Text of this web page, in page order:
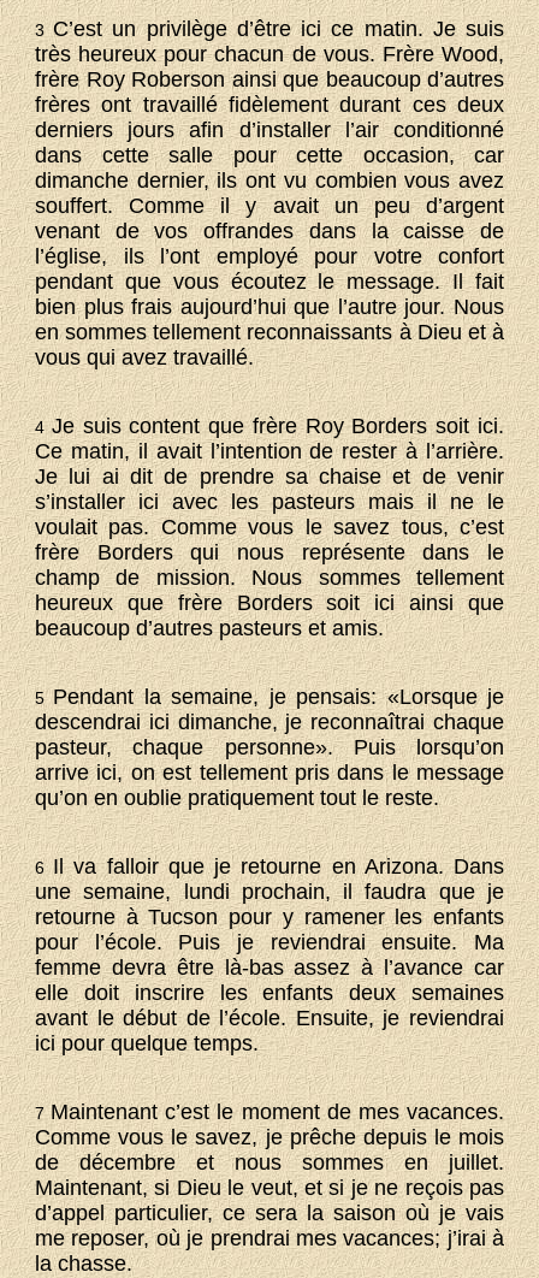
3C’est un privilège d’être ici ce matin. Je suis
très heureux pour chacun de vous. Frère Wood,
frère Roy Roberson ainsi que beaucoup d’autres
frères ont travaillé fidèlement durant ces deux
derniers jours afin d’installer l’air conditionné
dans cette salle pour cette occasion, car
dimanche dernier, ils ont vu combien vous avez
souffert. Comme il y avait un peu d’argent
venant de vos offrandes dans la caisse de
l’église, ils l’ont employé pour votre confort
pendant que vous écoutez le message. Il fait
bien plus frais aujourd’hui que l’autre jour. Nous
en sommes tellement reconnaissants à Dieu et à
vous qui avez travaillé.
4Je suis content que frère Roy Borders soit ici.
Ce matin, il avait l’intention de rester à l’arrière.
Je lui ai dit de prendre sa chaise et de venir
s’installer ici avec les pasteurs mais il ne le
voulait pas. Comme vous le savez tous, c’est
frère Borders qui nous représente dans le
champ de mission. Nous sommes tellement
heureux que frère Borders soit ici ainsi que
beaucoup d’autres pasteurs et amis.
5Pendant la semaine, je pensais: «Lorsque je
descendrai ici dimanche, je reconnaîtrai chaque
pasteur, chaque personne». Puis lorsqu’on
arrive ici, on est tellement pris dans le message
qu’on en oublie pratiquement tout le reste.
6Il va falloir que je retourne en Arizona. Dans
une semaine, lundi prochain, il faudra que je
retourne à Tucson pour y ramener les enfants
pour l’école. Puis je reviendrai ensuite. Ma
femme devra être là-bas assez à l’avance car
elle doit inscrire les enfants deux semaines
avant le début de l’école. Ensuite, je reviendrai
ici pour quelque temps.
7Maintenant c’est le moment de mes vacances.
Comme vous le savez, je prêche depuis le mois
de décembre et nous sommes en juillet.
Maintenant, si Dieu le veut, et si je ne reçois pas
d’appel particulier, ce sera la saison où je vais
me reposer, où je prendrai mes vacances; j’irai à
la chasse.